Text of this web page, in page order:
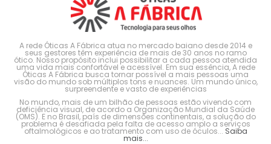
A rede Óticas A Fábrica atua no mercado baiano desde 2014 e
seus gestores têm experiência de mais de 30 anos no ramo
ótico. Nosso propósito inclui possibilitar a cada pessoa atendida
uma vida mais confortável e acessível. Em sua essência, A rede
Óticas A Fábrica busca tornar possível a mais pessoas uma
visão do mundo sob múltiplos tons e nuances. Um mundo único,
surpreendente e vasto de experiências
No mundo, mais de um bilhão de pessoas estão vivendo com
deficiência visual, de acordo a Organização Mundial da Saúde
(OMS). E no Brasil, país de dimensões continentais, a solução do
problema é desafiada pela falta de acesso amplo a serviços
oftalmológicos e ao tratamento com uso de óculos... Saiba
mais...